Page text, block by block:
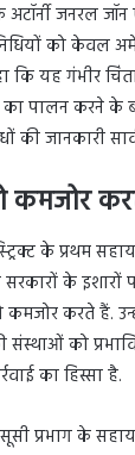
अटॉर्नी जनरल
को केवल
कि यह गंभीर
का पालन करने के
जानकारी
कमजोर
के प्रथम
के इशारों
करते हैं.
संस्थाओं को
का हिस्सा है.
प्रभाग के